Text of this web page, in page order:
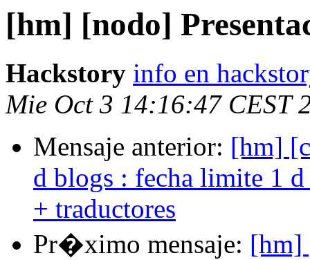
[hm] [nodo]
Hackstory info en
Mie Oct 3 14:16:47 CEST
Mensaje anterior: [hm]
d blogs : fecha limite 1
+ traductores
Pr�ximo mensaje: [hm]